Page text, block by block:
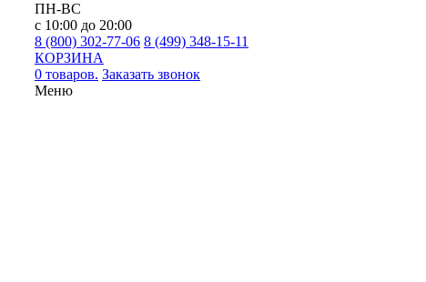
ПН-ВС
с 10:00 до 20:00
8 (800) 302-77-06 8 (499) 348-15-11
КОРЗИНА
0 товаров. Заказать звонок
Меню